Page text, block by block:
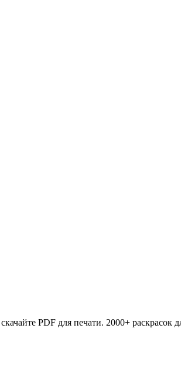
PDF для печати. 2000+ раскрасок